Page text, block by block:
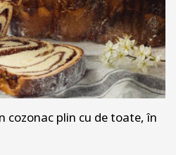
cozonac plin cu de toate, în